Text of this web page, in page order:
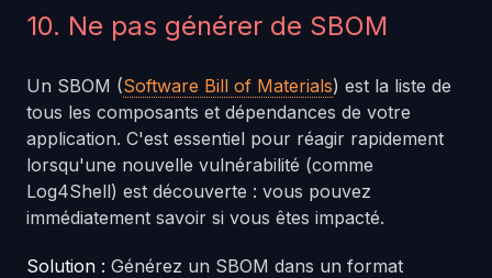
10. Ne pas générer de SBOM
Un SBOM (Software Bill of Materials) est la liste de
tous les composants et dépendances de votre
application. C'est essentiel pour réagir rapidement
lorsqu'une nouvelle vulnérabilité (comme
Log4Shell) est découverte : vous pouvez
immédiatement savoir si vous êtes impacté.
Solution : Générez un SBOM dans un format